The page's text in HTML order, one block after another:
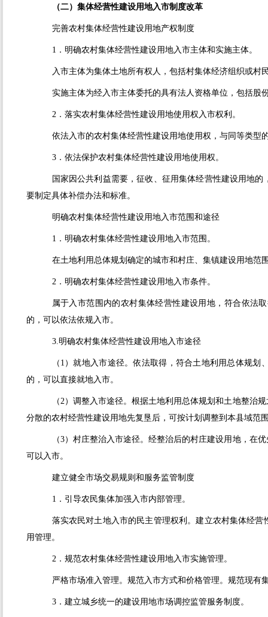
（二）集体经营性建设用地入市制度改革
完善农村集体经营性建设用地产权制度
1．明确农村集体经营性建设用地入市主体和实施主体。
入市主体为集体土地所有权人，包括村集体经济组织或
实施主体为经入市主体委托的具有法人资格单位，包括股
2．落实农村集体经营性建设用地使用权入市权利。
依法入市的农村集体经营性建设用地使用权，与同等类型
3．依法保护农村集体经营性建设用地使用权。
国家因公共利益需要，征收、征用集体经营性建设用地
要制定具体补偿办法和标准。
明确农村集体经营性建设用地入市范围和途径
1．明确农村集体经营性建设用地入市范围。
在土地利用总体规划确定的城市和村庄、集镇建设用地范
2．明确农村集体经营性建设用地入市条件。
属于入市范围内的农村集体经营性建设用地，符合依法
的，可以依法依规入市。
3.明确农村集体经营性建设用地入市途径
（ 1 ）就地入市途径。依法取得，符合土地利用总体规划
的，可以直接就地入市。
（2）调整入市途径。根据土地利用总体规划和土地整治
分散的农村经营性建设用地先复垦后，可按计划调整到本县域范
（3）村庄整治入市途径。经整治后的村庄建设用地，在
可以入市。
建立健全市场交易规则和服务监管制度
1．引导农民集体加强入市内部管理。
落实农民对土地入市的民主管理权利。建立农村集体经
用管理。
2．规范农村集体经营性建设用地入市实施管理。
严格市场准入管理。规范入市方式和价格管理。规范现
3．建立城乡统一的建设用地市场调控监管服务制度。